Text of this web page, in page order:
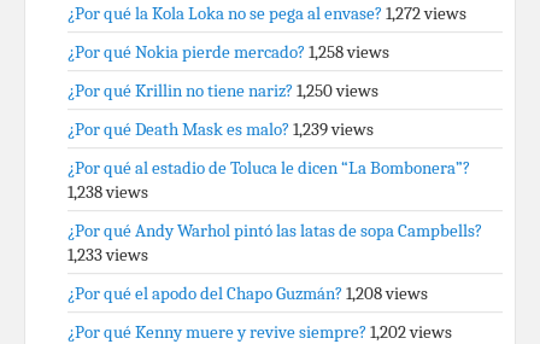
¿Por qué la Kola Loka no se pega al envase? 1,272 views
¿Por qué Nokia pierde mercado? 1,258 views
¿Por qué Krillin no tiene nariz? 1,250 views
¿Por qué Death Mask es malo? 1,239 views
¿Por qué al estadio de Toluca le dicen “La Bombonera”?
1,238 views
¿Por qué Andy Warhol pintó las latas de sopa Campbells?
1,233 views
¿Por qué el apodo del Chapo Guzmán? 1,208 views
¿Por qué Kenny muere y revive siempre? 1,202 views